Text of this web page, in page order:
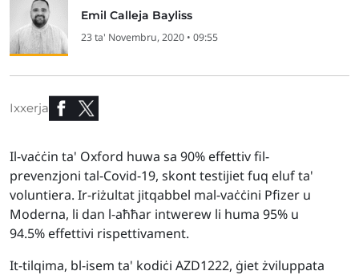
Emil Calleja Bayliss
23 ta' Novembru, 2020 • 09:55
Ixxerja
Il-vaċċin ta' Oxford huwa sa 90% effettiv fil-
prevenzjoni tal-Covid-19, skont testijiet fuq eluf ta'
voluntiera. Ir-riżultat jitqabbel mal-vaċċini Pfizer u
Moderna, li dan l-aħħar intwerew li huma 95% u
94.5% effettivi rispettivament.
It-tilqima, bl-isem ta' kodiċi AZD1222, ġiet żviluppata